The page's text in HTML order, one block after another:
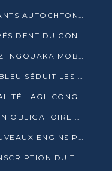
LÉKOUMOU : PLUS DE 900 ENFANTS AUTOCHTONES REÇOIVENT DES KITS SCOLAIRES GRÂCE À L’ESPACE OPOKO
PASCAL TSATY-MABIALA ÉLU PRÉSIDENT DU CONSEIL NATIONAL DE L’UPADS
LA SECTION 1-PCT MOUKOUNDZI NGOUAKA MOBILISE 100 000 FCFA POUR LE 6ᵉ CONGRÈS DU PARTI
BASSIN DU CONGO : LE FONDS BLEU SÉDUIT LES BAILLEURS À BELÉM
JOURNÉE MONDIALE DE LA QUALITÉ : AGL CONGO FORME ET SENSIBILISE LES JEUNES TALENTS
L’ACPE LANCE LA CERTIFICATION OBLIGATOIRE DES CONTRATS DE TRAVAIL DES TRANSPORTEURS
POINTE-NOIRE SE DOTE DE NOUVEAUX ENGINS POUR L’ASSAINISSEMENT ET L’ENTRETIEN ROUTIER
DES MÉDECINS DEMANDENT L’INSCRIPTION DU TRAITEMENT DU PIED-BOT DANS LES CURSUS UNIVERSITAIRES